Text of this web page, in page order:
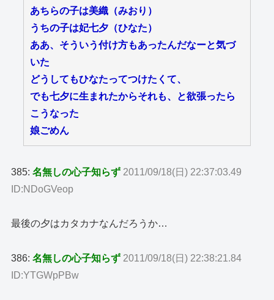
あちらの子は美織（みおり）
うちの子は妃七夕（ひなた）
ああ、そういう付け方もあったんだなーと気づ
いた
どうしてもひなたってつけたくて、
でも七夕に生まれたからそれも、と欲張ったら
こうなった
娘ごめん
385:名無しの心子知らず 2011/09/18(日) 22:37:03.49
ID:NDoGVeop
最後の夕はカタカナなんだろうか…
386:名無しの心子知らず 2011/09/18(日) 22:38:21.84
ID:YTGWpPBw